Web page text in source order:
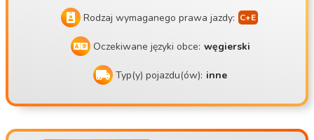
Rodzaj wymaganego prawa jazdy:
Oczekiwane języki obce: węgierski
Typ(y) pojazdu(ów): inne